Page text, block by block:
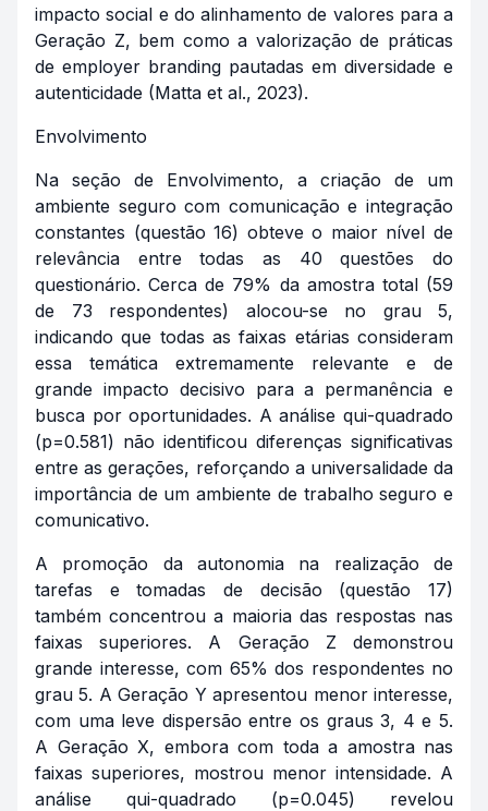
impacto social e do alinhamento de valores para a
Geração Z, bem como a valorização de práticas
de employer branding pautadas em diversidade e
autenticidade (Matta et al., 2023).
Envolvimento
Na seção de Envolvimento, a criação de um
ambiente seguro com comunicação e integração
constantes (questão 16) obteve o maior nível de
relevância entre todas as 40 questões do
questionário. Cerca de 79% da amostra total (59
de 73 respondentes) alocou-se no grau 5,
indicando que todas as faixas etárias consideram
essa temática extremamente relevante e de
grande impacto decisivo para a permanência e
busca por oportunidades. A análise qui-quadrado
(p=0.581) não identificou diferenças significativas
entre as gerações, reforçando a universalidade da
importância de um ambiente de trabalho seguro e
comunicativo.
A promoção da autonomia na realização de
tarefas e tomadas de decisão (questão 17)
também concentrou a maioria das respostas nas
faixas superiores. A Geração Z demonstrou
grande interesse, com 65% dos respondentes no
grau 5. A Geração Y apresentou menor interesse,
com uma leve dispersão entre os graus 3, 4 e 5.
A Geração X, embora com toda a amostra nas
faixas superiores, mostrou menor intensidade. A
análise qui-quadrado (p=0.045) revelou